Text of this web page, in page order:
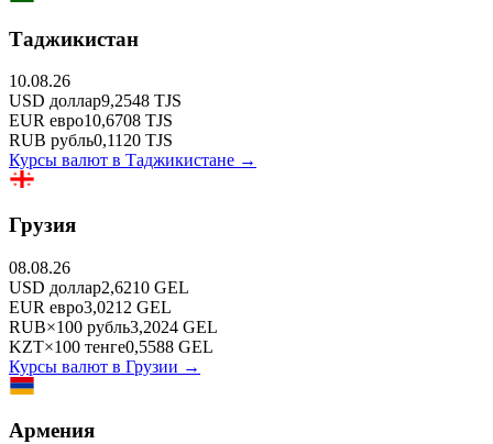
Таджикистан
10.08.26
USD доллар9,2548 TJS
EUR евро10,6708 TJS
RUB рубль0,1120 TJS
Курсы валют в Таджикистане →
Грузия
08.08.26
USD доллар2,6210 GEL
EUR евро3,0212 GEL
RUB×100 рубль3,2024 GEL
KZT×100 тенге0,5588 GEL
Курсы валют в Грузии →
Армения